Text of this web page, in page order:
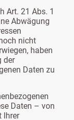
Art. 21 Abs. 1
Abwägung
nicht
haben
der
Daten zu
Daten – von
Ihrer